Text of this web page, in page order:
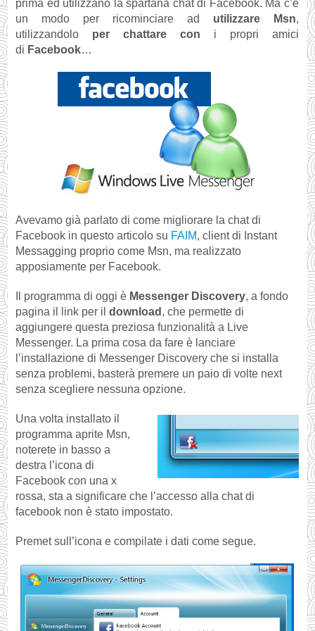
prima ed utilizzano la spartana chat di Facebook. Ma c’è
un modo per ricominciare ad utilizzare Msn,
utilizzandolo per chattare con i propri amici
di Facebook…
Avevamo già parlato di come migliorare la chat di
Facebook in questo articolo su FAIM, client di Instant
Messagging proprio come Msn, ma realizzato
apposiamente per Facebook.
Il programma di oggi è Messenger Discovery, a fondo
pagina il link per ildownload , che permette di
aggiungere questa preziosa funzionalità a Live
Messenger. La prima cosa da fare è lanciare
l’installazione di Messenger Discovery che si installa
senza problemi, basterà premere un paio di volte next
senza scegliere nessuna opzione.
Una volta installato il
programma aprite Msn,
noterete in basso a
destra l’icona di
Facebook con una x
rossa, sta a significare che l’accesso alla chat di
facebook non è stato impostato.
Premet sull’icona e compilate i dati come segue.